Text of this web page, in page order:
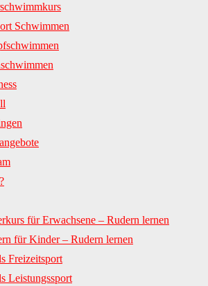
Schwimmen
für Erwachsene – Rudern lernen
für Kinder – Rudern lernen
Freizeitsport
Leistungssport